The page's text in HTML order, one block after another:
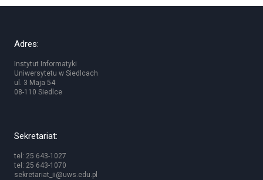
Adres:
Instytut Informatyki
Uniwersytetu w Siedlcach
ul. 3 Maja 54
08-110 Siedlce
Sekretariat:
tel: 25 643-1027
tel: 25 643-1070
sekretariat_ii@uws.edu.pl